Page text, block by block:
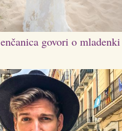
govori o mladenki